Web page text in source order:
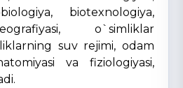
biotexnologiya,
o`simliklar
suv rejimi, odam
va fiziologiyasi,